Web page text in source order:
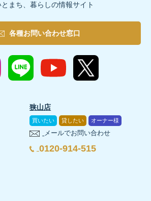
まち、暮らしの情報サイト
各種お問い合わせ窓口
狭山店
買いたい 貸したい オーナー様
メールでお問い合わせ
0120-914-515